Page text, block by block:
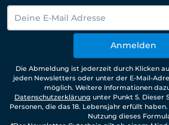
Anmelden
Die Abmeldung ist jederzeit durch Klicken
jeden Newsletters oder unter der E-Mail-
möglich. Weitere Informationen
Datenschutzerklärung unter Punkt 5. Dieser
Personen, die das 18. Lebensjahr erfüllt
Nutzung dieses